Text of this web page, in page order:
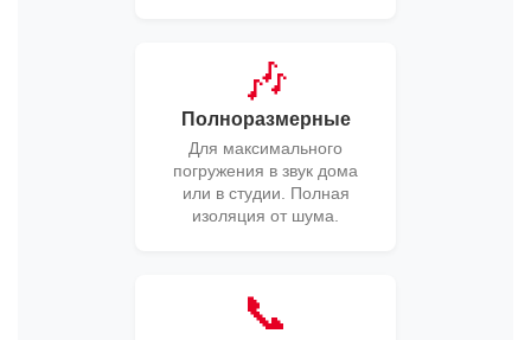
🎶
Полноразмерные
Для максимального
погружения в звук дома
или в студии. Полная
изоляция от шума.
📞